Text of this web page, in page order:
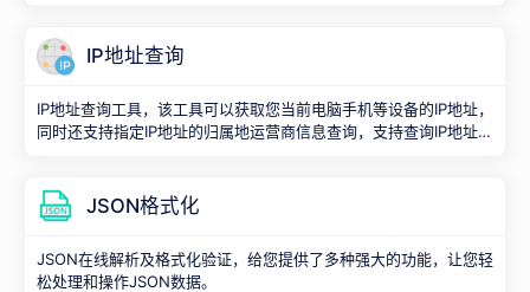
IP地址查询
IP地址查询工具，该工具可以获取您当前电脑手机等设备的IP地址，
同时还支持指定IP地址的归属地运营商信息查询，支持查询IP地址的
JSON格式化
JSON在线解析及格式化验证，给您提供了多种强大的功能，让您轻
松处理和操作JSON数据。